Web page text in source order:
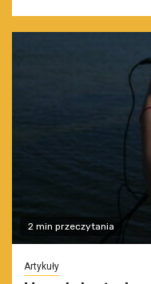
2 min przeczytania
Artykuły